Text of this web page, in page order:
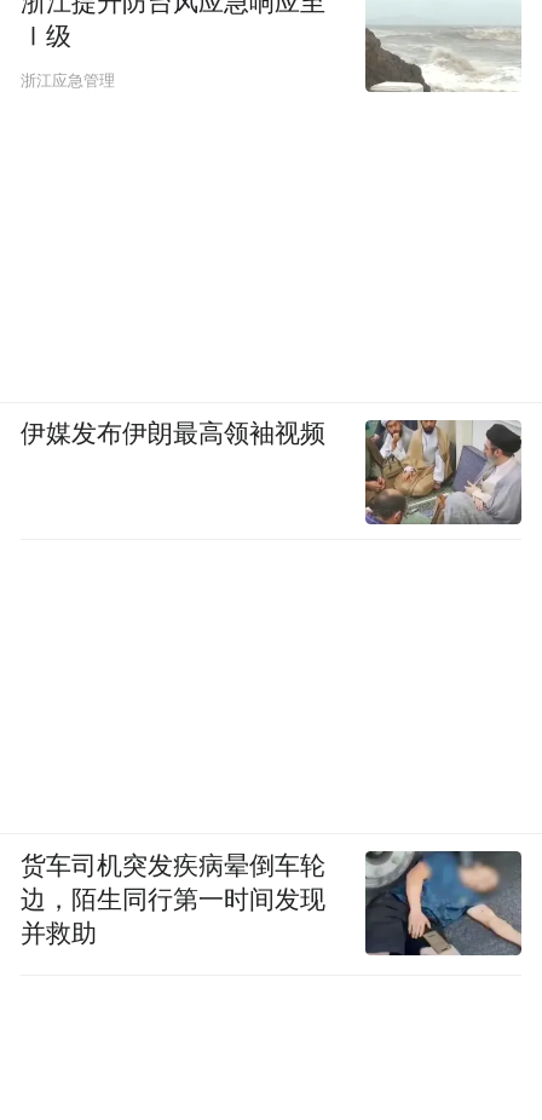
Ⅰ级
浙江应急管理
伊媒发布伊朗最高领袖视频
货车司机突发疾病晕倒车轮
边，陌生同行第一时间发现
并救助